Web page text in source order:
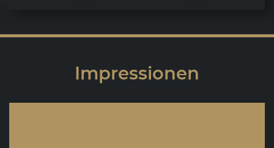
Impressionen